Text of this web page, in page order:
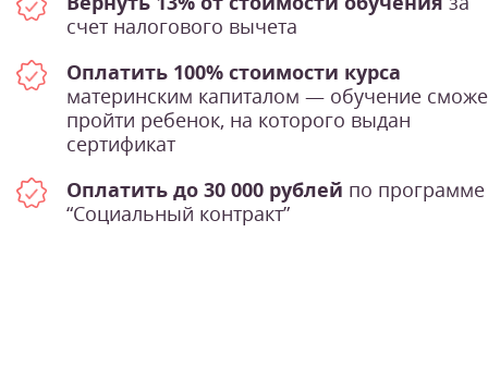
счет налогового вычета
Оплатить 100% стоимости курса
материнским капиталом — обучение
пройти ребенок, на которого выдан
сертификат
Оплатить до 30 000 рублей по программе
“Социальный контракт”